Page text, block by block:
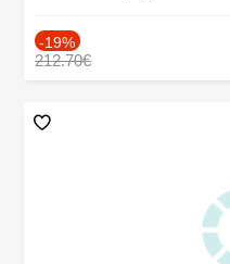
-19%
212.70€